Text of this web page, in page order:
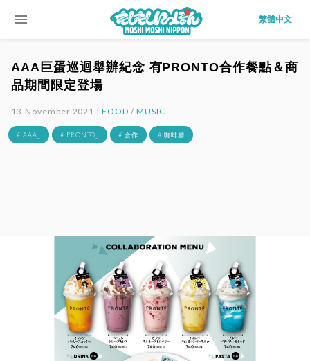
menu 繁體中文
AAA巨蛋巡迴舉辦紀念 有PRONTO合作餐點＆商
品期間限定登場
13.November.2021 |FOOD / MUSIC
# AAA_ # PRONTO_ # 合作 # 咖啡廳